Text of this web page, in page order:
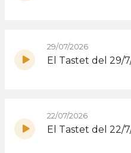
29/07/2026
El Tastet del 29/
22/07/2026
El Tastet del 22/